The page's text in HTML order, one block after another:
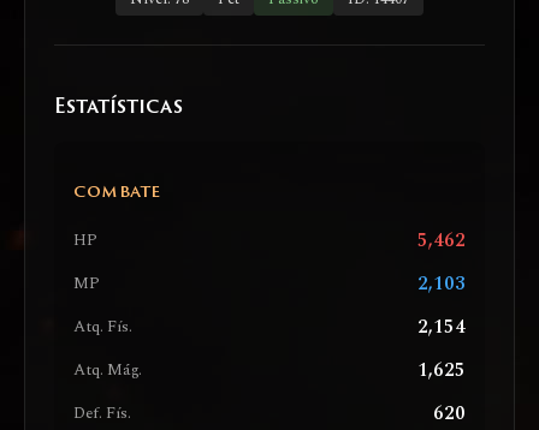
Estatísticas
COMBATE
HP 5,462
MP 2,103
Atq. Fís. 2,154
Atq. Mág. 1,625
Def. Fís. 620